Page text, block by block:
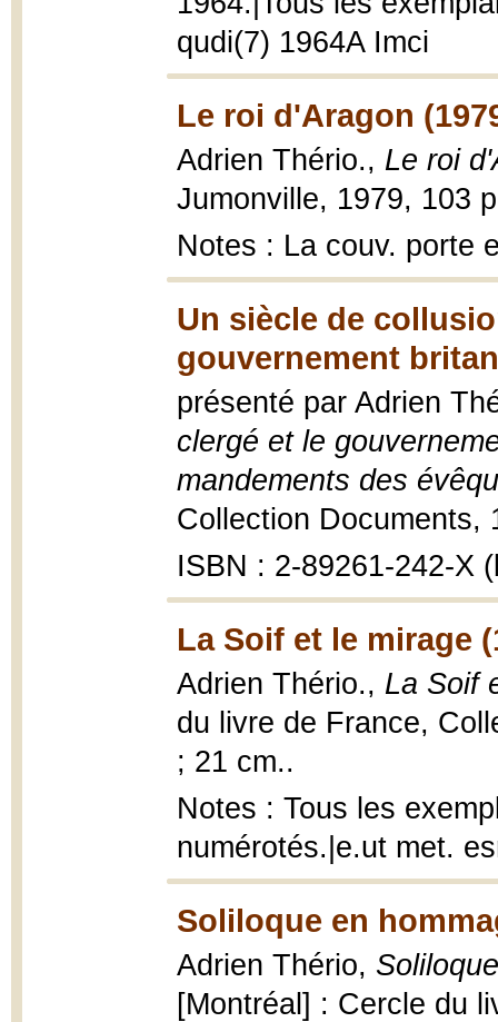
qudi(7) 1964A Imci
Le roi d'Aragon
Adrien Thério., Le roi
Jumonville, 1979, 103
Notes : La couv. porte
Un siècle de
gouvernement
présenté par Adrien
clergé et le
mandements des
Collection Documents,
ISBN : 2-89261-242-X
La Soif et le mirage
Adrien Thério., La Soif
du livre de France,
; 21 cm..
Notes : Tous les
numérotés.|e.ut met.
Soliloque en
Adrien Thério,
[Montréal] : Cercle du